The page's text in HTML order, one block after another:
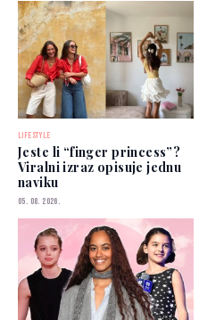
LIFESTYLE
Jeste li “finger princess”?
Viralni izraz opisuje jednu
naviku
05. 08. 2026.